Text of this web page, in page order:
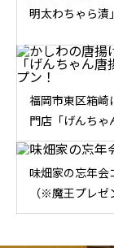
明太わちゃら漬」
福岡市東区箱崎
門店「げんちゃ
味畑家の忘年会
（※魔王プレゼ